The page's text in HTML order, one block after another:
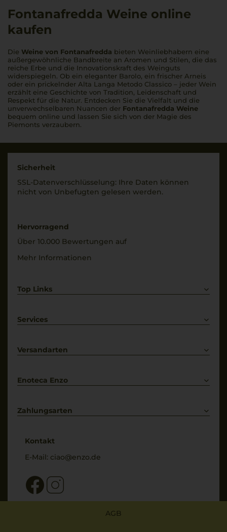
Fontanafredda Weine online
kaufen
Die Weine von Fontanafredda bieten Weinliebhabern eine
außergewöhnliche Bandbreite an Aromen und Stilen, die das
reiche Erbe und die Innovationskraft des Weinguts
widerspiegeln. Ob ein eleganter Barolo, ein frischer Arneis
oder ein prickelnder Alta Langa Metodo Classico – jeder Wein
erzählt eine Geschichte von Tradition, Leidenschaft und
Respekt für die Natur. Entdecken Sie die Vielfalt und die
unverwechselbaren Nuancen der Fontanafredda Weine
bequem online und lassen Sie sich von der Magie des
Piemonts verzaubern.
Sicherheit
SSL-Daten­verschlüs­selung: Ihre Daten können
nicht von Unbe­fugten gelesen werden.
Hervorragend
Über 10.000 Bewertungen auf
Mehr Informationen
Top Links
Weißwein
Services
Kontakt
Versandarten
Enoteca Enzo
Bewertungs-Richtlinien
Zahlungsarten
Kontakt
E-Mail: ciao@enzo.de
AGB